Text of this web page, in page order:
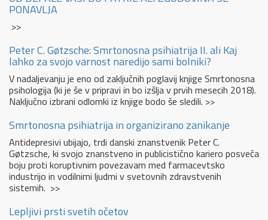
PONAVLJA
>>
Peter C. Gøtzsche: Smrtonosna psihiatrija II. ali Kaj
lahko za svojo varnost naredijo sami bolniki?
V nadaljevanju je eno od zaključnih poglavij knjige Smrtonosna
psihologija (ki je še v pripravi in bo izšlja v prvih mesecih 2018).
Naključno izbrani odlomki iz knjige bodo še sledili. >>
Smrtonosna psihiatrija in organizirano zanikanje
Antidepresivi ubijajo, trdi danski znanstvenik Peter C.
Gøtzsche, ki svojo znanstveno in publicistično kariero posveča
boju proti koruptivnim povezavam med farmacevtsko
industrijo in vodilnimi ljudmi v svetovnih zdravstvenih
sistemih. >>
Lepljivi prsti svetih očetov